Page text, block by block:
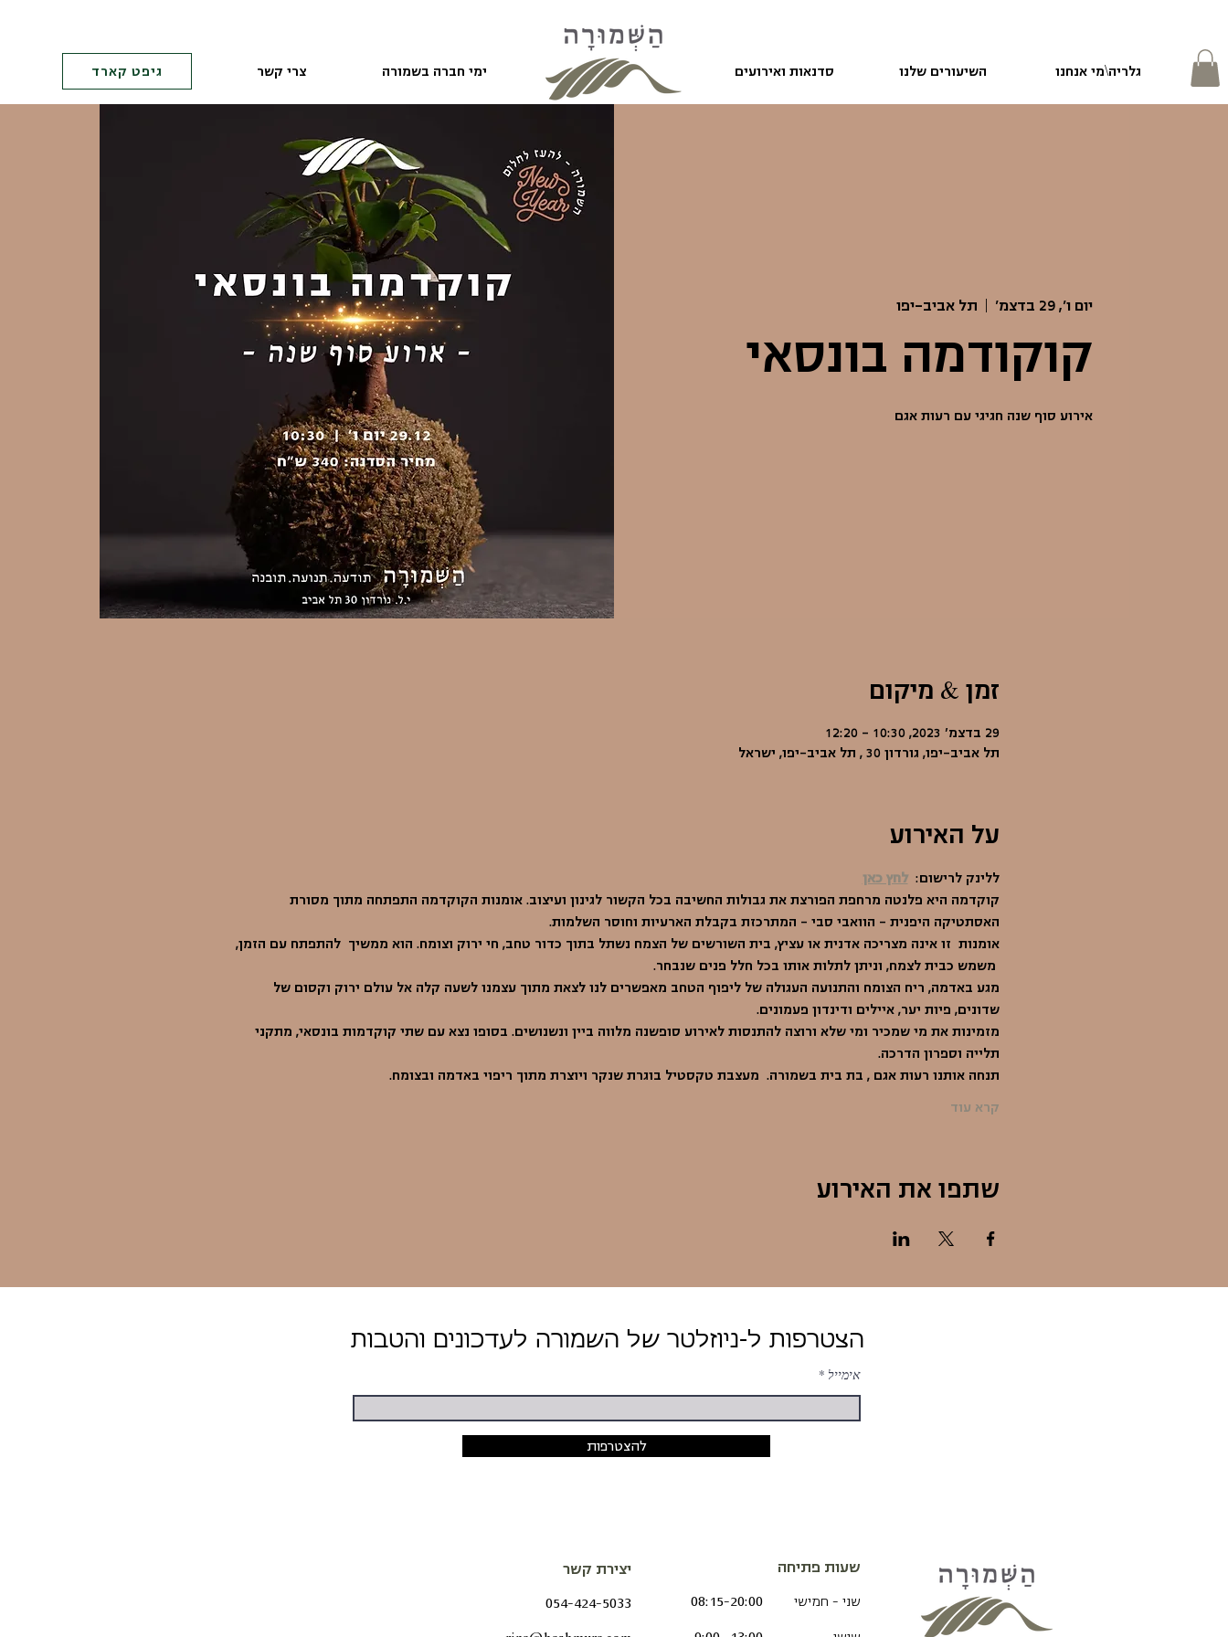
גיפט קארד צרי קשר ימי חברה בשמורה סדנאות ואירועים השיעורים שלנו גלריה\מי אנחנו
יום ו׳, 29 בדצמ׳ תל אביב-יפו
קוקודמה בונסאי
אירוע סוף שנה חגיגי עם רעות אגם
זמן & מיקום
29 בדצמ׳ 2023, 10:30 – 12:20
תל אביב-יפו, גורדון 30 , תל אביב-יפו, ישראל
על האירוע
ללינק לרישום: לחץ כאן
קוקדמה היא פלנטה מרחפת הפורצת את גבולות החשיבה בכל הקשור לגינון ועיצוב. אומנות הקוקדמה התפתחה מתוך מסורת
האסתטיקה היפנית - הוואבי סבי - המתרכזת בקבלת הארעיות וחוסר השלמות.
אומנות  זו אינה מצריכה אדנית או עציץ, בית השורשים של הצמח נשתל בתוך כדור טחב, חי ירוק וצומח. הוא ממשיך  להתפתח עם הזמן,
משמש כבית לצמח, וניתן לתלות אותו בכל חלל פנים שנבחר.
מגע באדמה, ריח הצומח והתנועה העגולה של ליפוף הטחב מאפשרים לנו לצאת מתוך עצמנו לשעה קלה אל עולם ירוק וקסום של
שדונים, פיות יער, איילים ודינדון פעמונים.
מזמינות את מי שמכיר ומי שלא ורוצה להתנסות לאירוע סופשנה מלווה ביין ונשנושים. בסופו נצא עם שתי קוקדמות בונסאי, מתקני
תלייה וספרון הדרכה.
תנחה אותנו רעות אגם , בת בית בשמורה.  מעצבת טקסטיל בוגרת שנקר ויוצרת מתוך ריפוי באדמה ובצומח.
קרא עוד
שתפו את האירוע
אימייל
להצטרפות
יצירת קשר
054-424-5033
שעות פתיחה
08:15-20:00 שני - חמישי